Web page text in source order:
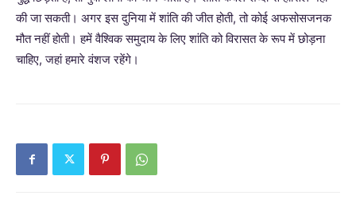
की जा सकती। अगर इस दुनिया में शांति की जीत होती, तो कोई अफसोसजनक
मौत नहीं होती। हमें वैश्विक समुदाय के लिए शांति को विरासत के रूप में छोड़ना
चाहिए, जहां हमारे वंशज रहेंगे।